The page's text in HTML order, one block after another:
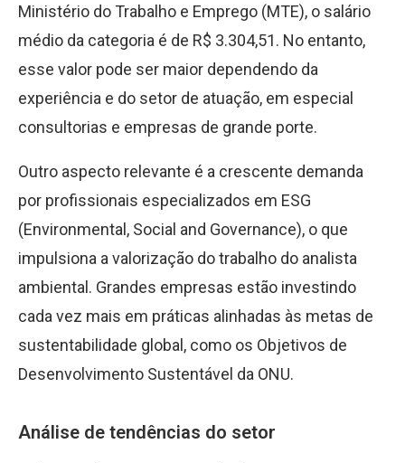
Ministério do Trabalho e Emprego (MTE), o salário
médio da categoria é de R$ 3.304,51. No entanto,
esse valor pode ser maior dependendo da
experiência e do setor de atuação, em especial
consultorias e empresas de grande porte.
Outro aspecto relevante é a crescente demanda
por profissionais especializados em ESG
(Environmental, Social and Governance), o que
impulsiona a valorização do trabalho do analista
ambiental. Grandes empresas estão investindo
cada vez mais em práticas alinhadas às metas de
sustentabilidade global, como os Objetivos de
Desenvolvimento Sustentável da ONU.
Análise de tendências do setor